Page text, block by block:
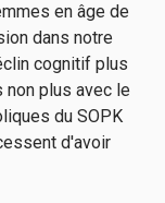
en âge de
dans notre
cognitif plus
non plus avec le
du SOPK
d'avoir